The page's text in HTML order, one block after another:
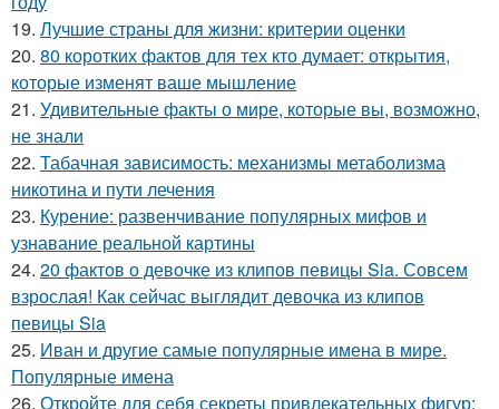
19. Лучшие страны для жизни: критерии оценки
20. 80 коротких фактов для тех кто думает: открытия,
которые изменят ваше мышление
21. Удивительные факты о мире, которые вы, возможно,
не знали
22. Табачная зависимость: механизмы метаболизма
никотина и пути лечения
23. Курение: развенчивание популярных мифов и
узнавание реальной картины
24. 20 фактов о девочке из клипов певицы Sia. Совсем
взрослая! Как сейчас выглядит девочка из клипов
певицы Sia
25. Иван и другие самые популярные имена в мире.
Популярные имена
26. Откройте для себя секреты привлекательных фигур: